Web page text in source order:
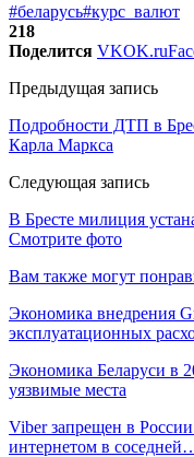
#беларусь#курс_валют
218
Поделится VKOK.ru
Предыдущая запись
Подробности ДТП в
Карла Маркса
Следующая запись
В Бресте милиция
Смотрите фото
Вам также могут
Экономика внедрения
эксплуатационных
Экономика Беларуси в
уязвимые места
Viber запрещен в
интернетом в